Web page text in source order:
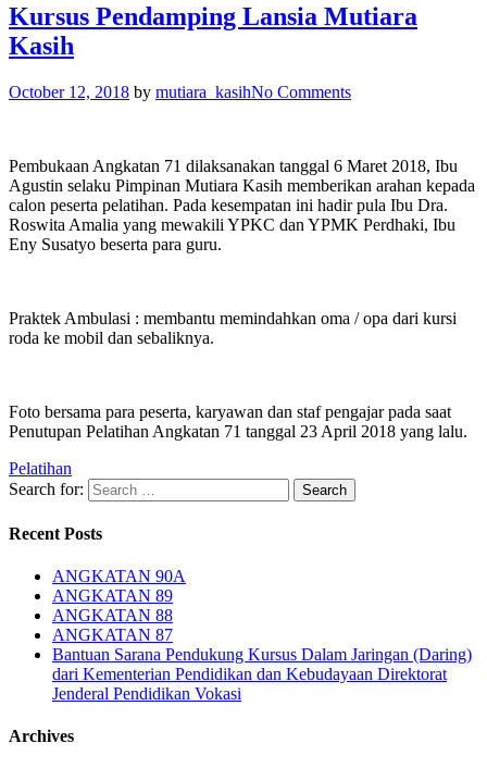
Kursus Pendamping Lansia Mutiara
Kasih
October 12, 2018 by mutiara_kasihNo Comments
Pembukaan Angkatan 71 dilaksanakan tanggal 6 Maret 2018, Ibu
Agustin selaku Pimpinan Mutiara Kasih memberikan arahan kepada
calon peserta pelatihan. Pada kesempatan ini hadir pula Ibu Dra.
Roswita Amalia yang mewakili YPKC dan YPMK Perdhaki, Ibu
Eny Susatyo beserta para guru.
Praktek Ambulasi : membantu memindahkan oma / opa dari kursi
roda ke mobil dan sebaliknya.
Foto bersama para peserta, karyawan dan staf pengajar pada saat
Penutupan Pelatihan Angkatan 71 tanggal 23 April 2018 yang lalu.
Pelatihan
Search for:
Recent Posts
ANGKATAN 90A
ANGKATAN 89
ANGKATAN 88
ANGKATAN 87
Bantuan Sarana Pendukung Kursus Dalam Jaringan (Daring)
dari Kementerian Pendidikan dan Kebudayaan Direktorat
Jenderal Pendidikan Vokasi
Archives